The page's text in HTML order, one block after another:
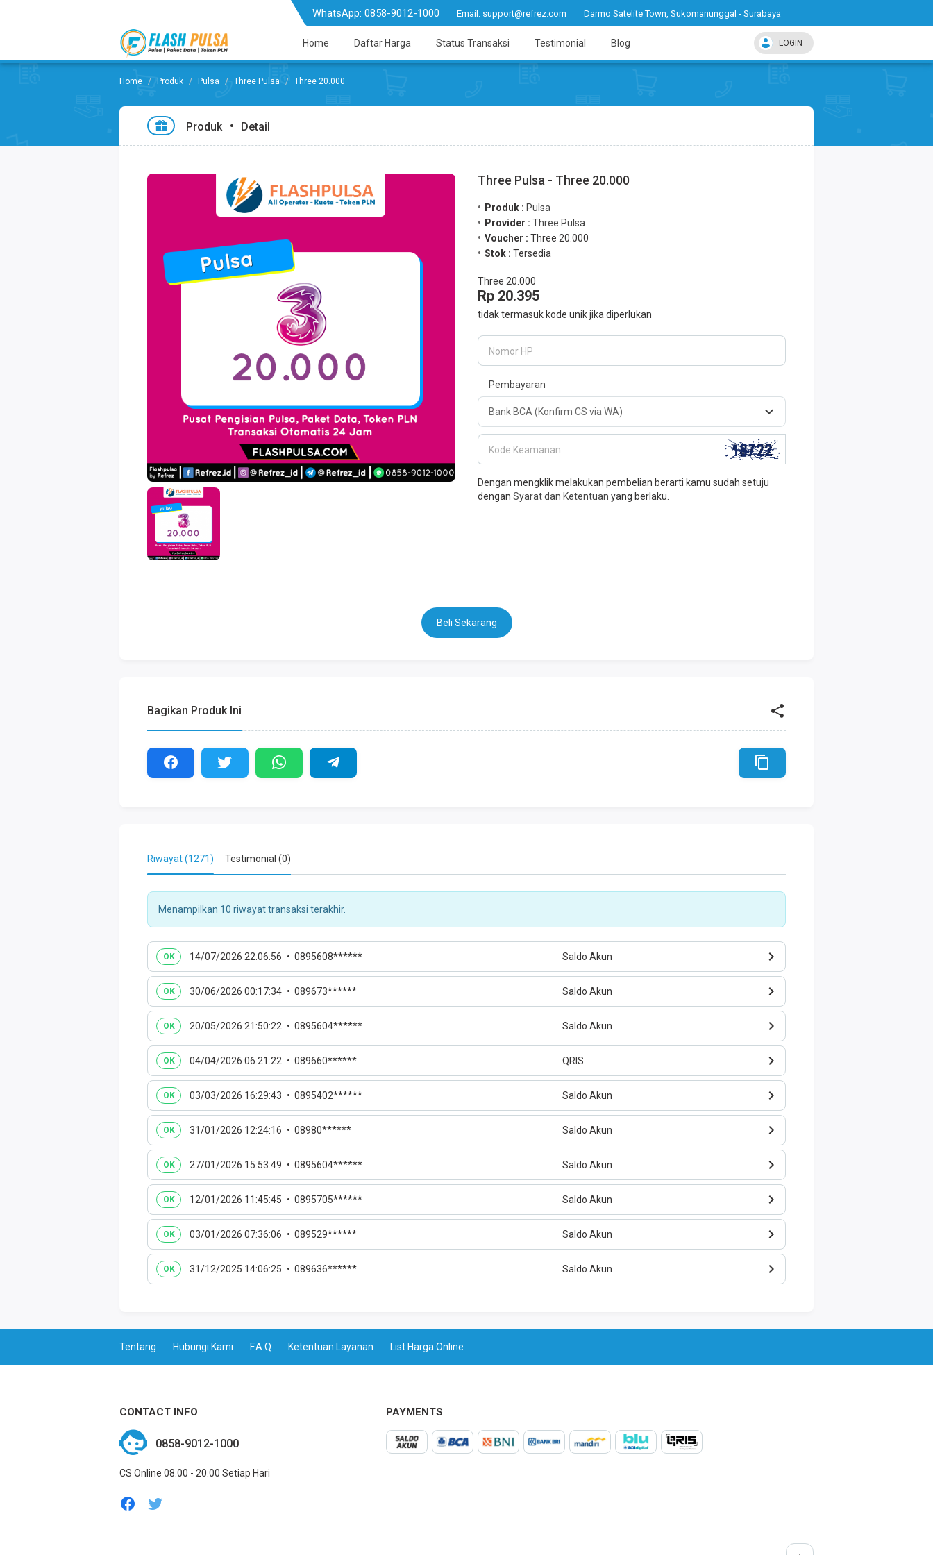
WhatsApp: 0858-9012-1000 Email: support@refrez.com Darmo Satelite Town, Sukomanunggal - Surabaya
Home Daftar Harga Status Transaksi Testimonial Blog LOGIN
Produk Pulsa Three Pulsa Three 20.000
Produk Detail
Three Pulsa - Three 20.000
Produk : Pulsa
Provider : Three Pulsa
Voucher : Three 20.000
Stok : Tersedia
Three 20.000
Rp 20.395
tidak termasuk kode unik jika diperlukan
Nomor HP
Pembayaran
Kode Keamanan
Dengan mengklik melakukan pembelian berarti kamu sudah setuju
dengan Syarat dan Ketentuan yang berlaku.
Beli Sekarang
Bagikan Produk Ini
Riwayat (1271) Testimonial (0)
Menampilkan 10 riwayat transaksi terakhir.
OK 14/07/2026 22:06:56 0895608****** Saldo Akun
OK 30/06/2026 00:17:34 089673****** Saldo Akun
OK 20/05/2026 21:50:22 0895604****** Saldo Akun
OK 04/04/2026 06:21:22 089660****** QRIS
OK 03/03/2026 16:29:43 0895402****** Saldo Akun
OK 31/01/2026 12:24:16 08980****** Saldo Akun
OK 27/01/2026 15:53:49 0895604****** Saldo Akun
OK 12/01/2026 11:45:45 0895705****** Saldo Akun
OK 03/01/2026 07:36:06 089529****** Saldo Akun
OK 31/12/2025 14:06:25 089636****** Saldo Akun
Tentang Hubungi Kami F.A.Q Ketentuan Layanan List Harga Online
CONTACT INFO
0858-9012-1000
CS Online 08.00 - 20.00 Setiap Hari
PAYMENTS